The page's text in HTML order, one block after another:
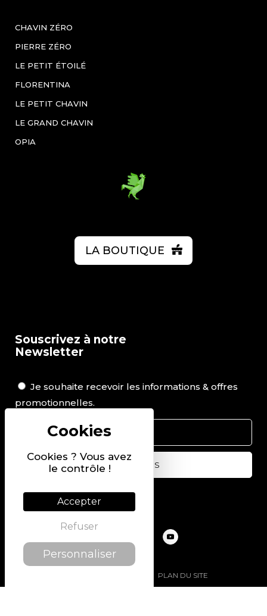
Cookies ? Vous avez
le contrôle !
Accepter
Refuser
Personnaliser
CHAVIN ZÉRO
PIERRE ZÉRO
LE PETIT ÉTOILÉ
FLORENTINA
LE PETIT CHAVIN
LE GRAND CHAVIN
OPIA
LA BOUTIQUE
Souscrivez à notre
Newsletter
Je souhaite recevoir les informations & offres
promotionnelles.
Suivez-nous sur
PLAN DU SITE